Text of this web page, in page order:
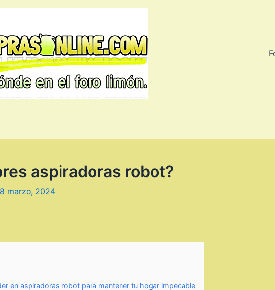
aspiradoras robot?
marzo, 2024
en aspiradoras robot para mantener tu hogar impecable